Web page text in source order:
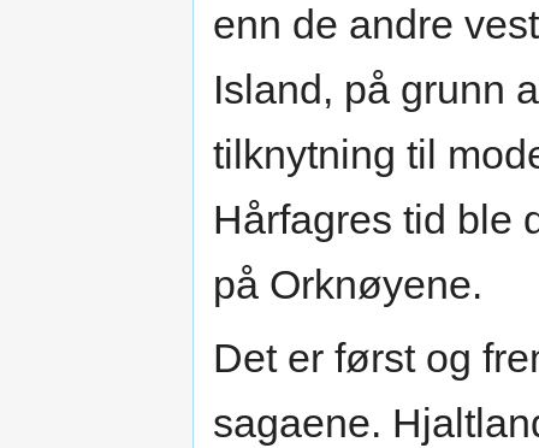
enn de andre
Island, på grunn
tilknytning til
Hårfagres tid ble
på Orknøyene.
Det er først og
sagaene.